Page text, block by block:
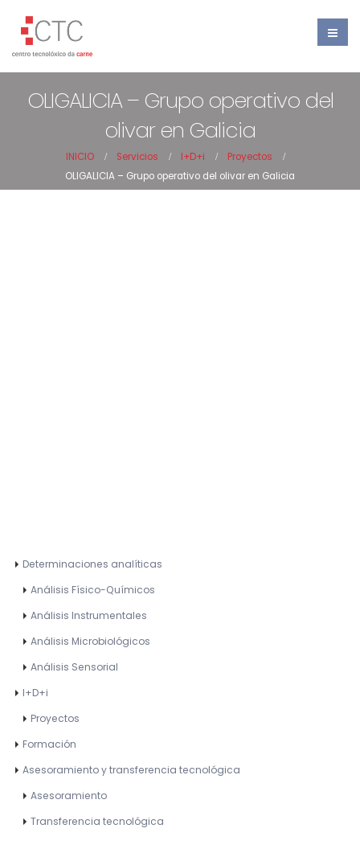
OLIGALICIA – Grupo operativo del
olivar en Galicia
INICIO Servicios I+D+i
Proyectos
OLIGALICIA – Grupo operativo del olivar en Galicia
Determinaciones analíticas
Análisis Físico-Químicos
Análisis Instrumentales
Análisis Microbiológicos
Análisis Sensorial
I+D+i
Proyectos
Formación
Asesoramiento y transferencia tecnológica
Asesoramiento
Transferencia tecnológica